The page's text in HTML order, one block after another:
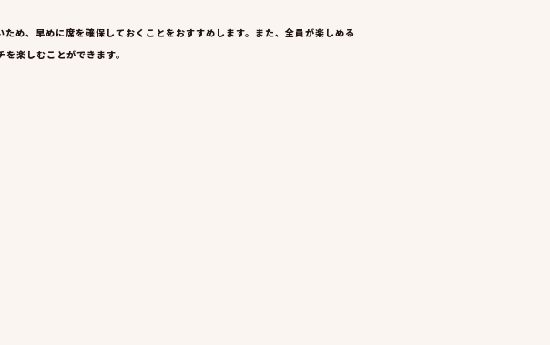
め、早めに席を確保しておくことをおすすめします。また、全員が楽しめる
楽しむことができます。